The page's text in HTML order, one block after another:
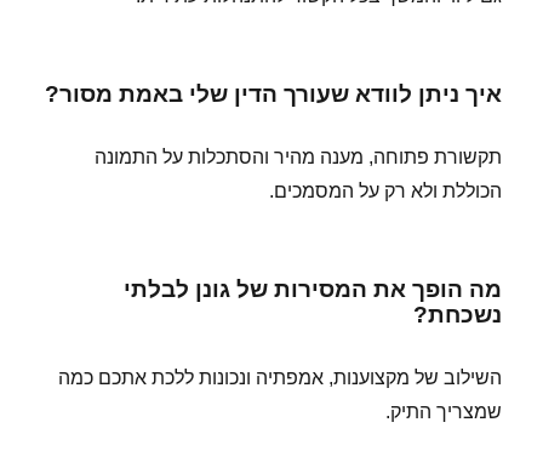
איך ניתן לוודא שעורך הדין שלי באמת מסור?
תקשורת פתוחה, מענה מהיר והסתכלות על התמונה
הכוללת ולא רק על המסמכים.
מה הופך את המסירות של גונן לבלתי
נשכחת?
השילוב של מקצוענות, אמפתיה ונכונות ללכת אתכם כמה
שמצריך התיק.